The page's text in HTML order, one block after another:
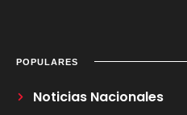
POPULARES
Noticias Nacionales